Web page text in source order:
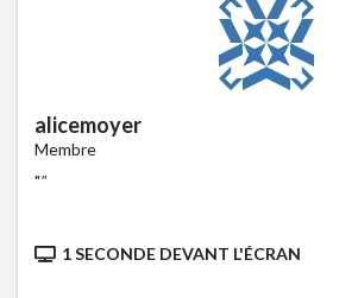
alicemoyer
Membre
""
1 SECONDE DEVANT L'ÉCRAN